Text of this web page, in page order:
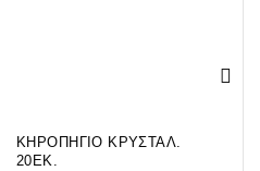
ΚΗΡΟΠΗΓΙΟ ΚΡΥΣΤΑΛ.
20ΕΚ.